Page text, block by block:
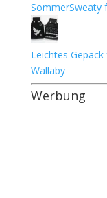
SommerSweaty
Leichtes
Wallaby
Werbung